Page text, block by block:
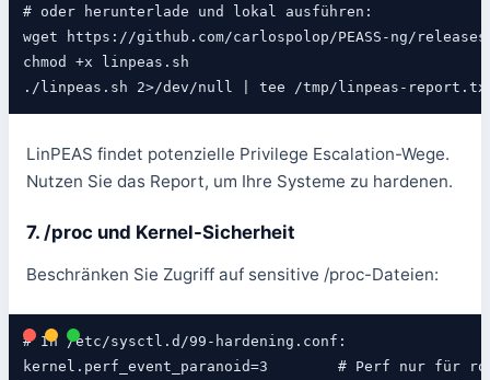
# oder herunterlade und lokal ausführen:
wget https://github.com/carlospolop/PEASS-ng/
chmod +x linpeas.sh
./linpeas.sh 2>/dev/null | tee /tmp/linpeas-
LinPEAS findet potenzielle Privilege Escalation-Wege.
Nutzen Sie das Report, um Ihre Systeme zu hardenen.
7. /proc und Kernel-Sicherheit
Beschränken Sie Zugriff auf sensitive /proc-Dateien:
# In /etc/sysctl.d/99-hardening.conf:
kernel.perf_event_paranoid=3        # Perf nur für